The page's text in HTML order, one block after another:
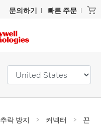
문의하기 빠른 주문
추락 방지 커넥터
끈